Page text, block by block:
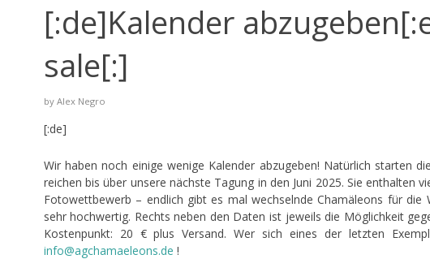
[:de]Kalender
sale[:]
by Alex Negro
[:de]
Wir haben noch einige wenige Kalender abzugeben! Natürlich starten
reichen bis über unsere nächste Tagung in den Juni 2025. Sie enthalten
Fotowettbewerb – endlich gibt es mal wechselnde Chamäleons für die
sehr hochwertig. Rechts neben den Daten ist jeweils die Möglichkeit
Kostenpunkt: 20 € plus Versand. Wer sich eines der letzten
info@agchamaeleons.de !